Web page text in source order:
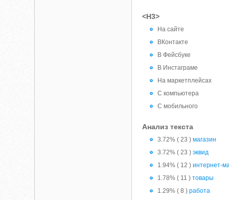
<H3>
На сайте
ВКонтакте
В Фейсбуке
В Инстагра­ме
На маркет­плейсах
С компью­тера
С мобиль­ного
Анализ текста
3.72% ( 23 )магазин
3.72% ( 23 )эквид
1.94% ( 12 )интернет-
1.78% ( 11 )товары
1.29% ( 8 )работа